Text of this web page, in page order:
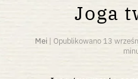
Joga
Mei | Opublikowano 13